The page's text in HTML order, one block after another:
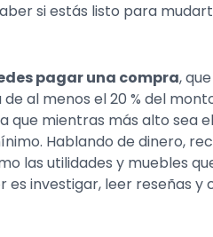
si estás listo para
pagar una compra,
al menos el 20 % del
mientras más alto sea
Hablando de dinero,
las utilidades y muebles
investigar, leer reseñas